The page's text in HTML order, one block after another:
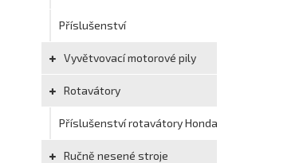
Příslušenství
Vyvětvovací motorové pily
Rotavátory
Příslušenství rotavátory Honda
Ručně nesené stroje